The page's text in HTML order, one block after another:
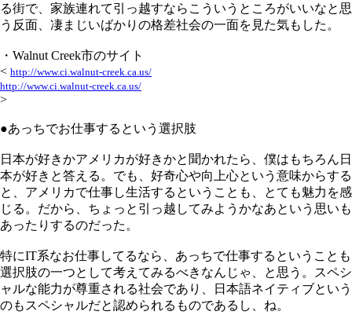
る街で、家族連れて引っ越すならこういうところがいいなと思
う反面、凄まじいばかりの格差社会の一面を見た気もした。
・Walnut Creek市のサイト
< http://www.ci.walnut-creek.ca.us/
http://www.ci.walnut-creek.ca.us/
>
●あっちでお仕事するという選択肢
日本が好きかアメリカが好きかと聞かれたら、僕はもちろん日
本が好きと答える。でも、好奇心や向上心という意味からする
と、アメリカで仕事し生活するということも、とても魅力を感
じる。だから、ちょっと引っ越してみようかなあという思いも
あったりするのだった。
特にIT系なお仕事してるなら、あっちで仕事するということも
選択肢の一つとして考えてみるべきなんじゃ、と思う。スペシ
ャルな能力が尊重される社会であり、日本語ネイティブという
のもスペシャルだと認められるものであるし、ね。